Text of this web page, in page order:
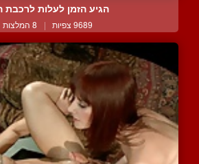
הגיע הזמן לעלות לרכבת
9689 צפיות | 8 המלצות